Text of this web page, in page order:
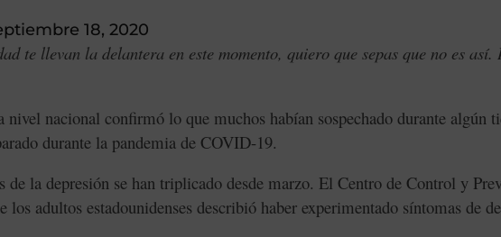
18, 2020
te llevan la delantera en este momento, quiero que sepas que no es así.
nivel nacional confirmó lo que muchos habían sospechado durante algún
durante la pandemia de COVID-19.
de la depresión se han triplicado desde marzo. El Centro de Control y
adultos estadounidenses describió haber experimentado síntomas de